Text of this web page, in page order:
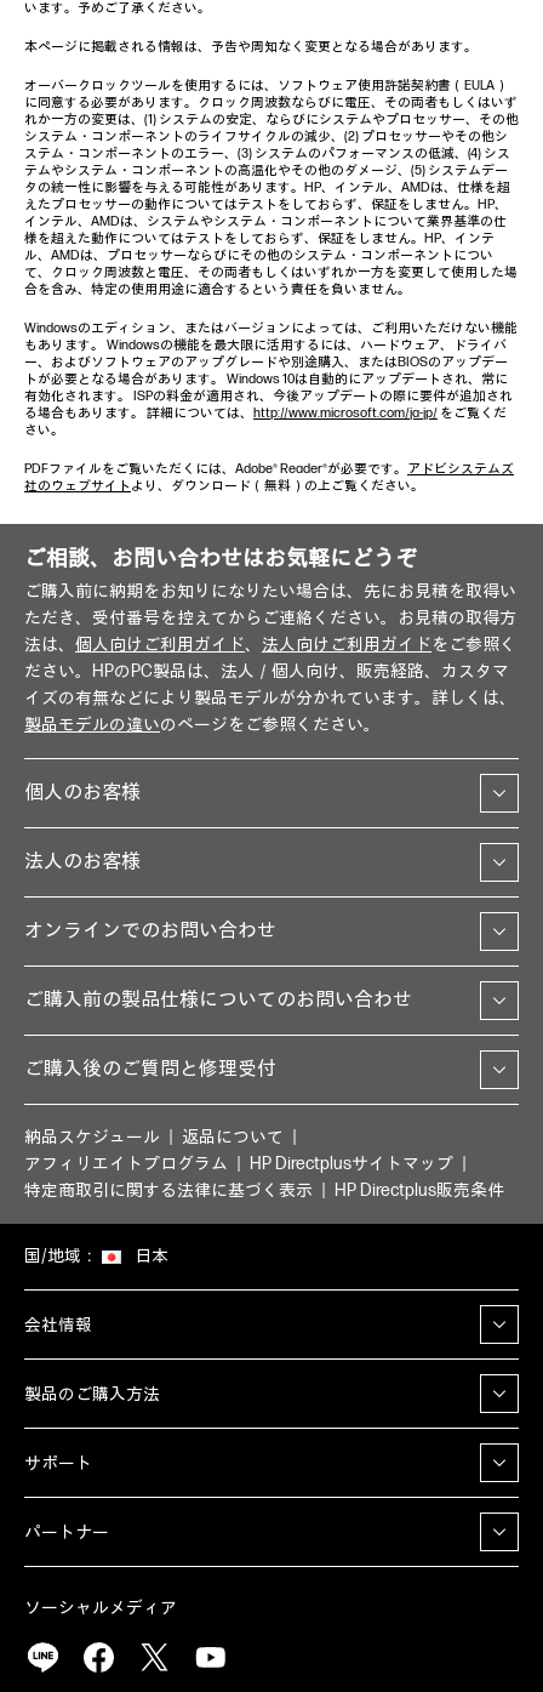
います。予めご了承ください。
本ページに掲載される情報は、予告や周知なく変更となる場合があります。
オーバークロックツールを使用するには、ソフトウェア使用許諾契約書（EULA）
に同意する必要があります。クロック周波数ならびに電圧、その両者もしくはいず
れか一方の変更は、(1) システムの安定、ならびにシステムやプロセッサー、その他
システム・コンポーネントのライフサイクルの減少、(2) プロセッサーやその他シ
ステム・コンポーネントのエラー、(3) システムのパフォーマンスの低減、(4) シス
テムやシステム・コンポーネントの高温化やその他のダメージ、(5) システムデー
タの統一性に影響を与える可能性があります。HP、インテル、AMDは、仕様を超
えたプロセッサーの動作についてはテストをしておらず、保証をしません。HP、
インテル、AMDは、システムやシステム・コンポーネントについて業界基準の仕
様を超えた動作についてはテストをしておらず、保証をしません。HP、インテ
ル、AMDは、プロセッサーならびにその他のシステム・コンポーネントについ
て、クロック周波数と電圧、その両者もしくはいずれか一方を変更して使用した場
合を含み、特定の使用用途に適合するという責任を負いません。
Windowsのエディション、またはバージョンによっては、ご利用いただけない機能
もあります。 Windowsの機能を最大限に活用するには、ハードウェア、ドライバ
ー、およびソフトウェアのアップグレードや別途購入、またはBIOSのアップデー
トが必要となる場合があります。 Windows 10は自動的にアップデートされ、常に
有効化されます。 ISPの料金が適用され、今後アップデートの際に要件が追加され
る場合もあります。 詳細については、 http://www.microsoft.com/ja-jp/ をご覧くだ
さい。
PDFファイルをご覧いただくには、Adobe® Reader®が必要です。 アドビシステムズ
社のウェブサイト より、ダウンロード（無料）の上ご覧ください。
ご相談、お問い合わせはお気軽にどうぞ
ご購入前に納期をお知りになりたい場合は、先にお見積を取得い
ただき、受付番号を控えてからご連絡ください。お見積の取得方
法は、 個人向けご利用ガイド、 法人向けご利用ガイドをご参照く
ださい。HPのPC製品は、法人／個人向け、販売経路、カスタマ
イズの有無などにより製品モデルが分かれています。詳しくは、
製品モデルの違いのページをご参照ください。
個人のお客様
法人のお客様
オンラインでのお問い合わせ
ご購入前の製品仕様についてのお問い合わせ
ご購入後のご質問と修理受付
納品スケジュール
返品について
アフィリエイトプログラム
HP Directplusサイトマップ
特定商取引に関する法律に基づく表示
HP Directplus販売条件
国/地域： 日本
会社情報
製品のご購入方法
サポート
パートナー
ソーシャルメディア